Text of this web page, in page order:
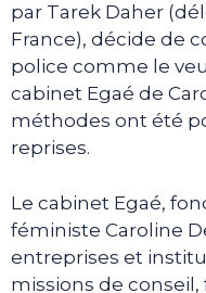
par Tarek Daher
France), décide de
police comme le
cabinet Egaé de
méthodes ont été
reprises.
Le cabinet Egaé,
féministe Caroline
entreprises et
missions de